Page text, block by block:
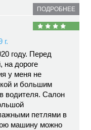
ПОДРОБНЕЕ
г.
году. Перед
на дороге
у меня не
и большим
водителя. Салон
петлями в
машину можно